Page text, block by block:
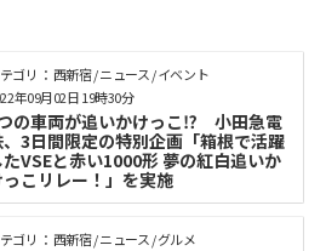
ゴリ： 西新宿 / ニュース / イベント
の車両が追いかけっこ⁉ 小田急電
3日間限定の特別企画「箱根で活躍
たVSEと赤い1000形 夢の紅白追いか
っこリレー！」を実施
年09月02日 19時30分
ゴリ： 西新宿 / ニュース / グルメ